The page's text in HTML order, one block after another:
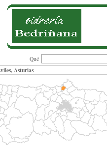
Qué
Asturias